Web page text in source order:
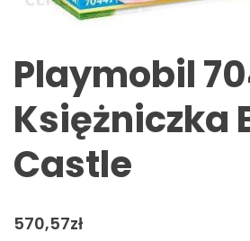
Playmobil
Księżniczka
Castle
570,57zł